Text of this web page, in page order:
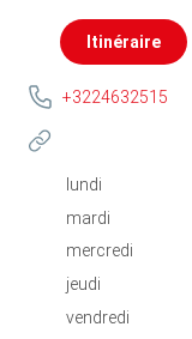
Itinéraire
+3224632515
lundi
mardi
mercredi
jeudi
vendredi